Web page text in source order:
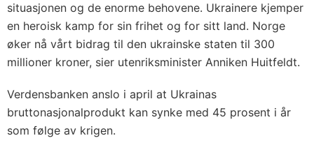
situasjonen og de enorme behovene. Ukrainere kjemper
en heroisk kamp for sin frihet og for sitt land. Norge
øker nå vårt bidrag til den ukrainske staten til 300
millioner kroner, sier utenriksminister Anniken Huitfeldt.
Verdensbanken anslo i april at Ukrainas
bruttonasjonalprodukt kan synke med 45 prosent i år
som følge av krigen.